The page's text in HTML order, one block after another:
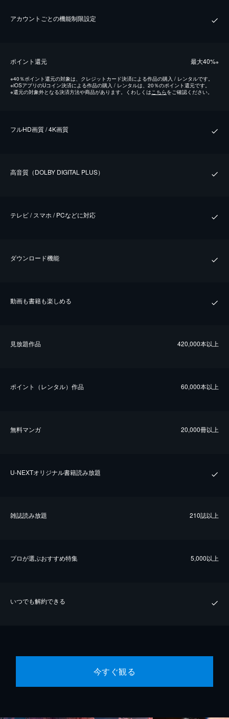
アカウントごとの機能制限設定
ポイント還元 最⼤40%※
※40％ポイント還元の対象は、クレジットカード決済による作品の購入 / レンタルです。
※iOSアプリのUコイン決済による作品の購入 / レンタルは、20％のポイント還元です。
※還元の対象外となる決済方法や商品があります。くわしくはこちらをご確認ください。
フルHD画質 / 4K画質
⾼⾳質（DOLBY DIGITAL PLUS）
テレビ / スマホ / PCなどに対応
ダウンロード機能
動画も書籍も楽しめる
⾒放題作品 420,000本以上
ポイント（レンタル）作品 60,000本以上
無料マンガ 20,000冊以上
U-NEXTオリジナル書籍読み放題
雑誌読み放題 210誌以上
プロが選ぶおすすめ特集 5,000以上
いつでも解約できる
今すぐ観る